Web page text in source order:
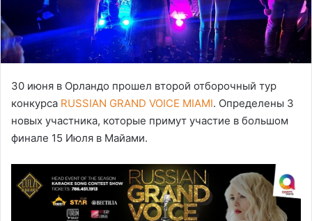
30 июня в Орландо прошел второй отборочный тур
конкурса RUSSIAN GRAND VOICE MIAMI. Определены 3
новых участника, которые примут участие в большом
финале 15 Июля в Майами.